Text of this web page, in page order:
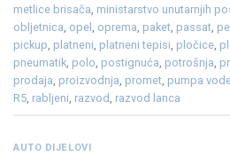
metlice brisača, ministarstvo unutarnjih
obljetnica, opel , oprema, paket, passat,
pickup, platneni, platneni tepisi, pločice,
pneumatik, polo, postignuća, potrošnja,
prodaja, proizvodnja, promet, pumpa
R5, rabljeni, razvod, razvod lanca
AUTO DIJELOVI